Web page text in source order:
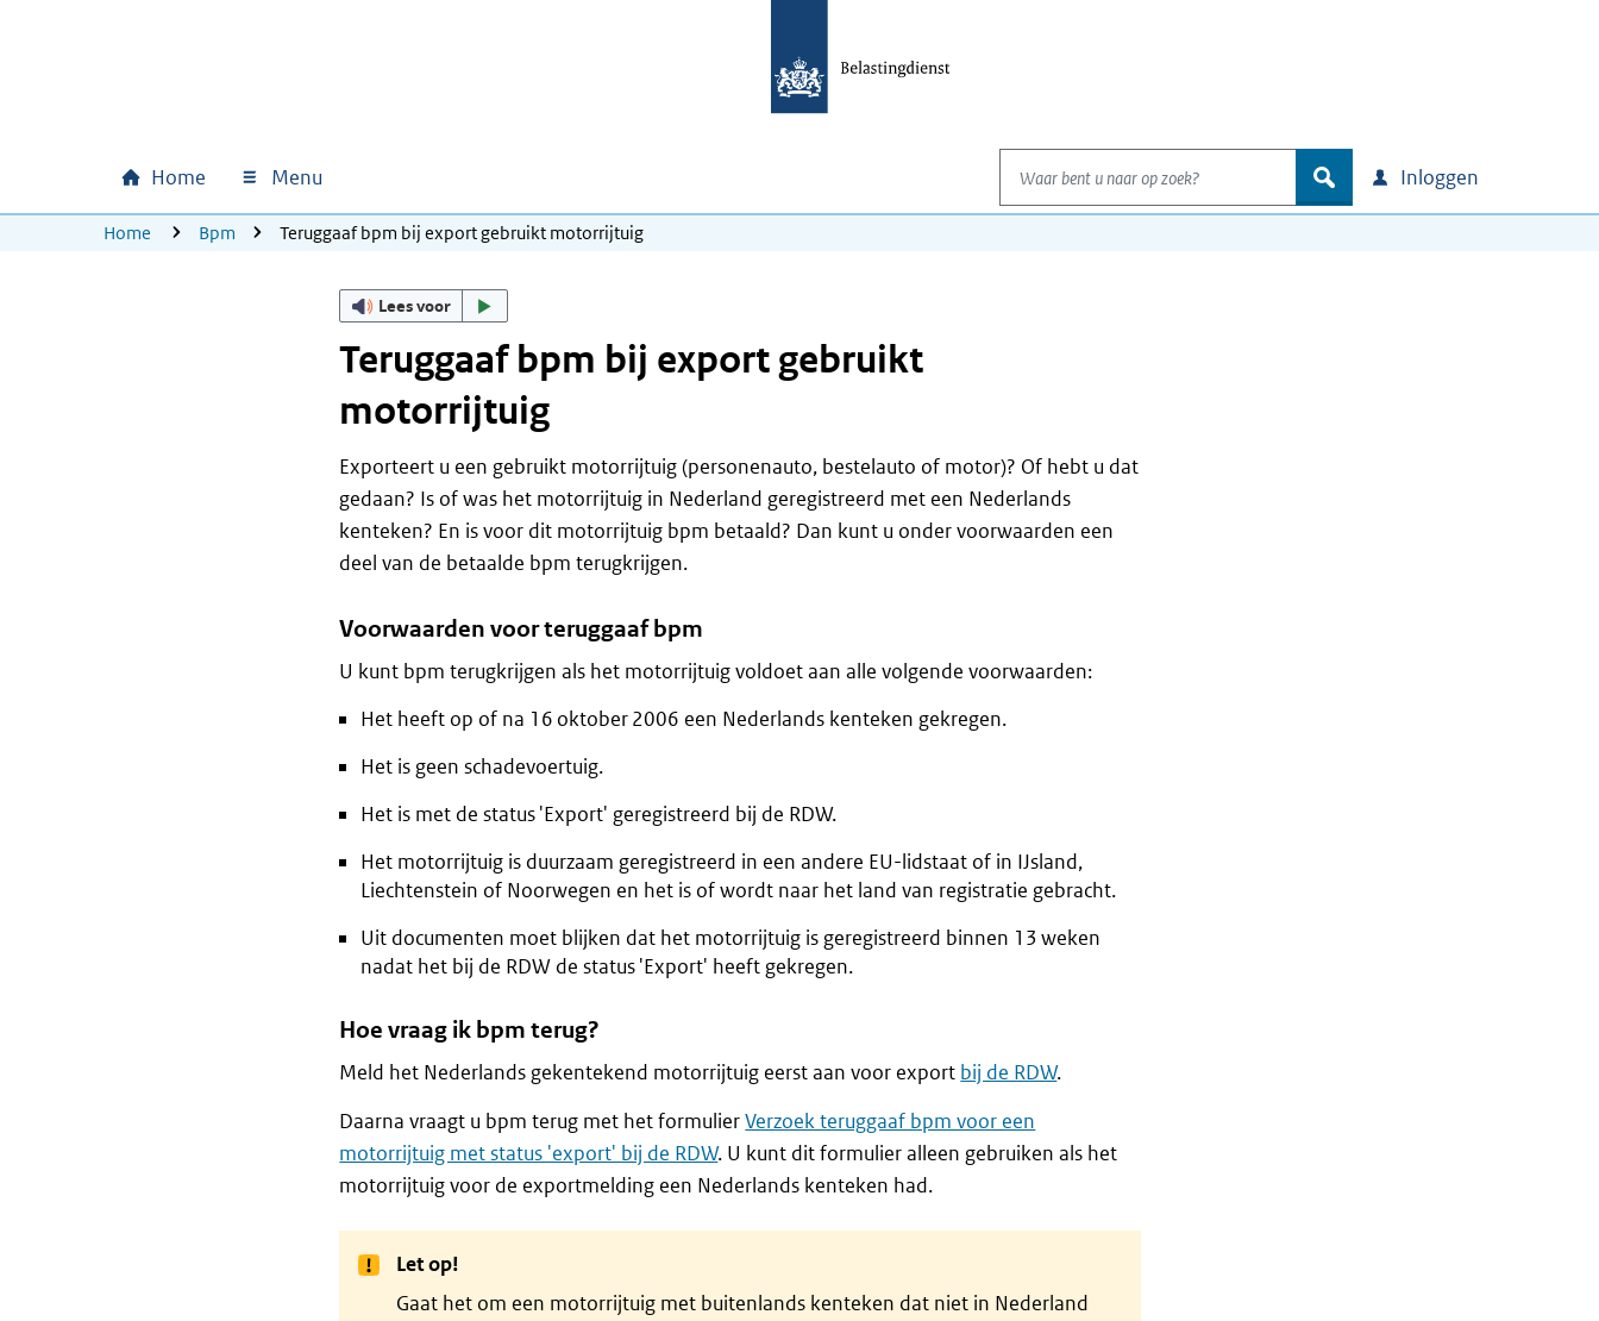
Hoofdnavigatie
Home Menu
Waar bent u naar op zoek?
zoek Inloggen
U bevindt zich hier:
Home Bpm Teruggaaf bpm bij export gebruikt motorrijtuig
Lees voor
Teruggaaf bpm bij export gebruikt
motorrijtuig
Exporteert u een gebruikt motorrijtuig (personenauto, bestelauto of motor)? Of hebt u dat
gedaan? Is of was het motorrijtuig in Nederland geregistreerd met een Nederlands
kenteken? En is voor dit motorrijtuig bpm betaald? Dan kunt u onder voorwaarden een
deel van de betaalde bpm terugkrijgen.
Voorwaarden voor teruggaaf bpm
U kunt bpm terugkrijgen als het motorrijtuig voldoet aan alle volgende voorwaarden:
Het heeft op of na 16 oktober 2006 een Nederlands kenteken gekregen.
Het is geen schadevoertuig.
Het is met de status 'Export' geregistreerd bij de RDW.
Het motorrijtuig is duurzaam geregistreerd in een andere EU-lidstaat of in IJsland,
Liechtenstein of Noorwegen en het is of wordt naar het land van registratie gebracht.
Uit documenten moet blijken dat het motorrijtuig is geregistreerd binnen 13 weken
nadat het bij de RDW de status 'Export' heeft gekregen.
Hoe vraag ik bpm terug?
Meld het Nederlands gekentekend motorrijtuig eerst aan voor export bij de RDW.
Daarna vraagt u bpm terug met het formulierVerzoek teruggaaf bpm voor een
motorrijtuig met status 'export' bij de RDW. U kunt dit formulier alleen gebruiken als het
motorrijtuig voor de exportmelding een Nederlands kenteken had.
Let op!
Gaat het om een motorrijtuig met buitenlands kenteken dat niet in Nederland